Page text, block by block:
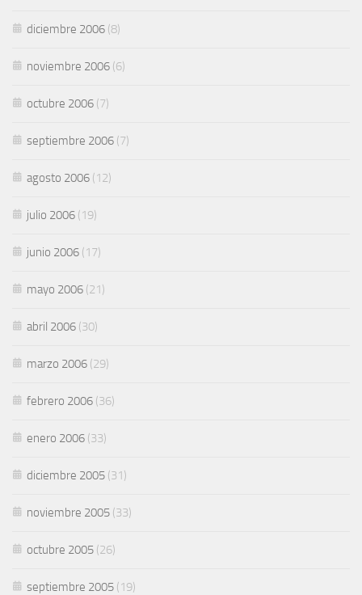
diciembre 2006 (8)
noviembre 2006 (6)
octubre 2006 (7)
septiembre 2006 (7)
agosto 2006 (12)
julio 2006 (19)
junio 2006 (17)
mayo 2006 (21)
abril 2006 (30)
marzo 2006 (29)
febrero 2006 (36)
enero 2006 (33)
diciembre 2005 (31)
noviembre 2005 (33)
octubre 2005 (26)
septiembre 2005 (19)